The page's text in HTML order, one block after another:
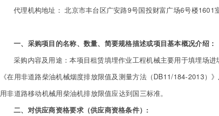
代理机构地址： 北京市丰台区广安路9号国投财富广场6号楼1601
一、采购项目的名称、数量、简要规格描述或项目基本概况介绍：
采购内容及用途：本项目租赁填埋作业工程机械主要用于填埋场
《在用非道路柴油机械烟度排放限值及测量方法（DB11/184-2013
用非道路移动机械用柴油机排放限值应达到国三标准。
二、对供应商资格要求（供应商资格条件）: